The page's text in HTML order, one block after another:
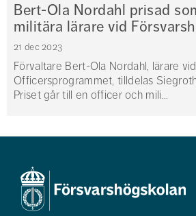
Bert-Ola Nordahl prisad
militära lärare vid
21 dec 2023
Förvaltare Bert-Ola Nordahl, lärare vid
Officersprogrammet, tilldelas
Priset går till en officer och mili...